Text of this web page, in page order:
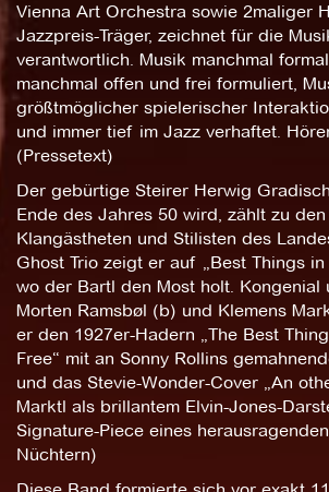
Vienna Art Orchestra sowie 2maliger
Jazzpreis-Träger, zeichnet für die
verantwortlich. Musik manchmal
manchmal offen und frei formuliert,
größtmöglicher spielerischer
und immer tief im Jazz verhaftet.
(Pressetext)
Der gebürtige Steirer Herwig
Ende des Jahres 50 wird, zählt zu
Klangästheten und Stilisten des
Ghost Trio zeigt er auf „Best Things
wo der Bartl den Most holt. Kongenial
Morten Ramsbøl (b) und Klemens
er den 1927er-Hadern „The Best
Free“ mit an Sonny Rollins
und das Stevie-Wonder-Cover „An
Marktl als brillantem Elvin-Jones-
Signature-Piece eines
Nüchtern)